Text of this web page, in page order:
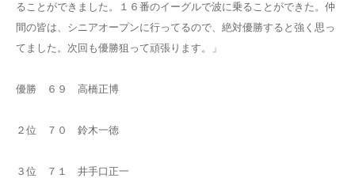
ることができました。１６番のイーグルで波に乗ることができた。仲
間の皆は、シニアオープンに行ってるので、絶対優勝すると強く思っ
てました。次回も優勝狙って頑張ります。」
優勝 ６９ 高橋正博
２位 ７０ 鈴木一徳
３位 ７１ 井手口正一